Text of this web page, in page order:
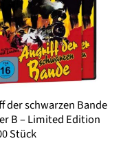
der schwarzen Bande
B – Limited Edition
Stück